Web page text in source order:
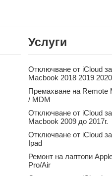
Услуги
Отключване от iCloud
Macbook 2018 2019 2020
Премахване на Remote
/ MDM
Отключване от iCloud
Macbook 2009 до 2017г.
Отключване от iCloud
Ipad
Ремонт на лаптопи
Pro/Air